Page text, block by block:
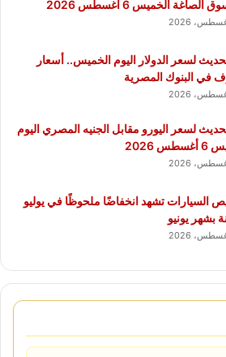
الخميس 6 أغسطس 2026
لسعر الدولار اليوم الخميس.. أسعار
في البنوك المصرية
لسعر اليورو مقابل الجنيه المصري اليوم
2026
السيارات تشهد انخفاضًا ملحوظًا في يوليو
بشهر يونيو